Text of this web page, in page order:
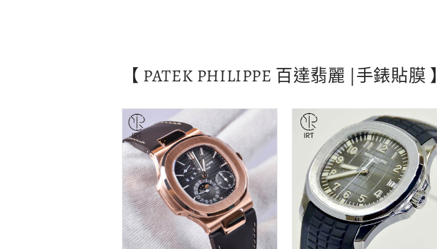
【 PATEK PHILIPPE 百達翡麗 |手錶貼膜 】